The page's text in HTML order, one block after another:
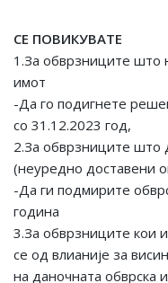
СЕ ПОВИКУВАТЕ
1.За обврзниците што
имот
-Да го подигнете
со 31.12.2023 год,
2.За обврзниците што
(неуредно доставени
-Да ги подмирите
година
3.За обврзниците кои
се од влианије за
на даночната обврска